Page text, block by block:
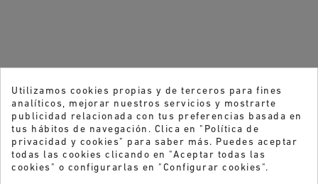
Utilizamos cookies propias y de terceros para fines
analíticos, mejorar nuestros servicios y mostrarte
publicidad relacionada con tus preferencias basada en
tus hábitos de navegación. Clica en "Política de
privacidad y cookies" para saber más. Puedes aceptar
todas las cookies clicando en "Aceptar todas las
cookies" o configurarlas en "Configurar cookies".